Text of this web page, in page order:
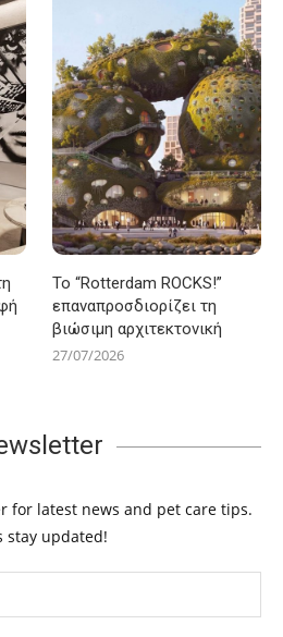
Το “Rotterdam ROCKS!”
επαναπροσδιορίζει τη
βιώσιμη αρχιτεκτονική
27/07/2026
for latest news and pet care tips.
stay updated!